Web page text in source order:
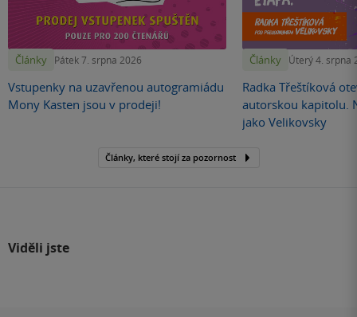
Články Pátek 7. srpna 2026
Vstupenky na uzavřenou autogramiádu
Mony Kasten jsou v prodeji!
Články Úterý 4. srpna
Radka Třeštíková
autorskou kapitolu.
jako Velikovsky
Články, které stojí za pozornost
Viděli jste